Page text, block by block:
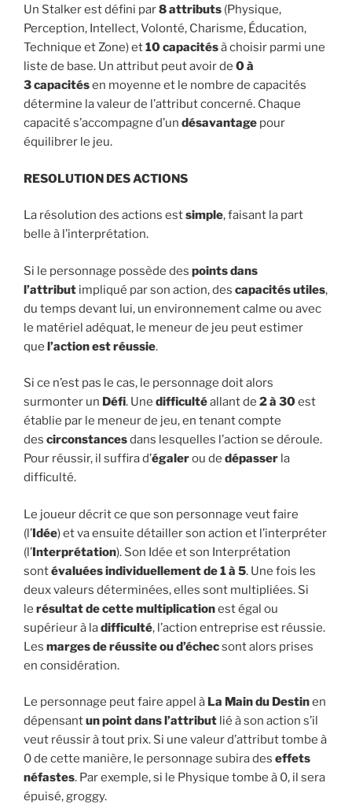
Un Stalker est défini par8 attributs (Physique,
Perception, Intellect, Volonté, Charisme, Éducation,
Technique et Zone) et10 capacitésà choisir parmi une
liste de base. Un attribut peut avoir de 0 à
3 capacitésen moyenne et le nombre de capacités
détermine la valeur de l’attribut concerné. Chaque
capacité s’accompagne d’un désavantage pour
équilibrer le jeu.
RESOLUTION DES ACTIONS
La résolution des actions estsimple, faisant la part
belle à l’interprétation.
Si le personnage possède des points dans
l’attribut impliqué par son action, des capacités utiles,
du temps devant lui, un environnement calme ou avec
le matériel adéquat, le meneur de jeu peut estimer
que l’action est réussie.
Si ce n’est pas le cas, le personnage doit alors
surmonter un Défi. Une difficultéallant de 2 à 30est
établie par le meneur de jeu, en tenant compte
des circonstancesdans lesquelles l’action se déroule.
Pour réussir, il suffira d’égalerou de dépasser la
difficulté.
Le joueur décrit ce que son personnage veut faire
(l’Idée) et va ensuite détailler son action et l’interpréter
(l’Interprétation). Son Idée et son Interprétation
sontévaluées individuellement de 1 à 5. Une fois les
deux valeurs déterminées, elles sont multipliées. Si
le résultat de cette multiplicationest égal ou
supérieur à ladifficulté, l’action entreprise est réussie.
Les marges de réussite ou d’échecsont alors prises
en considération.
Le personnage peut faire appel à La Main du Destinen
dépensantun point dans l’attribut lié à son action s’il
veut réussir à tout prix. Si une valeur d’attribut tombe à
0 de cette manière, le personnage subira des effets
néfastes. Par exemple, si le Physique tombe à 0, il sera
épuisé, groggy.